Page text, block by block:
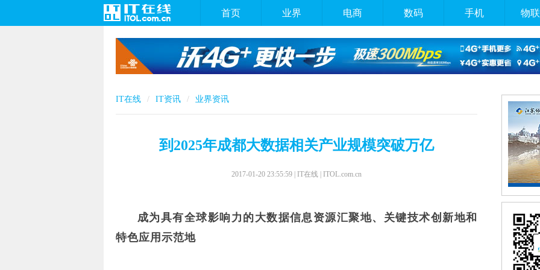
首页 业界 电商 数码 手机 物
IT在线 IT资讯 业界资讯
到2025年成都大数据相关产业规模突破万亿
2017-01-20 23:55:59 | IT在线 | ITOL.com.cn
成为具有全球影响力的大数据信息资源汇聚地、关键技术创新地和
特色应用示范地